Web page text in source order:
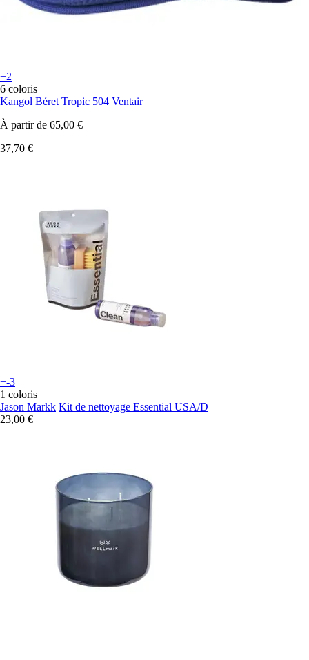
+2
6 coloris
Kangol Béret Tropic 504 Ventair
À partir de 65,00 €
37,70 €
+-3
1 coloris
Jason Markk Kit de nettoyage Essential USA/D
23,00 €